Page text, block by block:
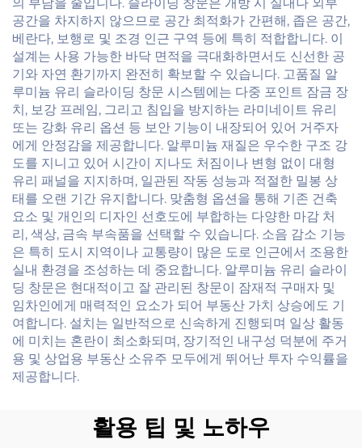
공간을 차지하지 않으므로 공간 최적화가 간편해, 좁은 공간,
베란다, 보행로 및 조경 인근 구역 등에 특히 적합합니다. 이
설계는 사용 가능한 바닥 면적을 극대화하면서도 신선한 공
기와 자연 환기까지 완전히 확보할 수 있습니다. 고품질 알
루미늄 유리 슬라이딩 창문 시스템에는 다중 포인트 잠금 장
치, 보강 프레임, 그리고 침입을 방지하는 라미네이트 유리
또는 강화 유리 옵션 등 보안 기능이 내장되어 있어 거주자
에게 안정감을 제공합니다. 알루미늄 재질은 우수한 구조 강
도를 지니고 있어 시간이 지나도 처짐이나 변형 없이 대형
유리 패널을 지지하며, 일관된 작동 성능과 적절한 밀봉 상
태를 오랜 기간 유지합니다. 맞춤형 옵션을 통해 기존 건축
요소 및 개인의 디자인 선호도에 부합하는 다양한 마감 처
리, 색상, 금속 부속품을 선택할 수 있습니다. 소음 감소 기능
은 특히 도시 지역이나 교통량이 많은 도로 인근에서 조용한
실내 환경을 조성하는 데 중요합니다. 알루미늄 유리 슬라이
딩 창문은 현대적이고 잘 관리된 창문이 잠재적 구매자 및
임차인에게 매력적인 요소가 되어 부동산 가치 상승에도 기
여합니다. 설치는 일반적으로 신속하게 진행되며 일상 활동
에 미치는 혼란이 최소화되며, 장기적인 내구성 덕분에 주거
용 및 상업용 부동산 소유주 모두에게 뛰어난 투자 수익률을
제공합니다.
활용 팁 및 노하우